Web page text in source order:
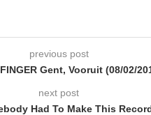
previous post
Gent, Vooruit (08/02/
next post
Had To Make This